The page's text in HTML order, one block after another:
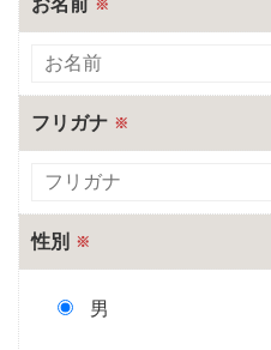
お名前 ※
フリガナ ※
性別 ※
男